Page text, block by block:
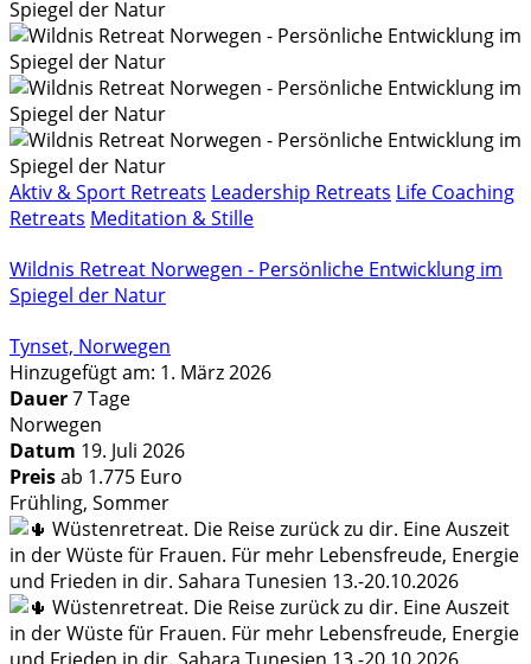
Aktiv & Sport Retreats Leadership Retreats Life Coaching
Retreats Meditation & Stille
Wildnis Retreat Norwegen - Persönliche Entwicklung im
Spiegel der Natur
Tynset, Norwegen
Hinzugefügt am: 1. März 2026
Dauer7 Tage
Norwegen
Datum 19. Juli 2026
Preisab 1.775 Euro
Frühling, Sommer